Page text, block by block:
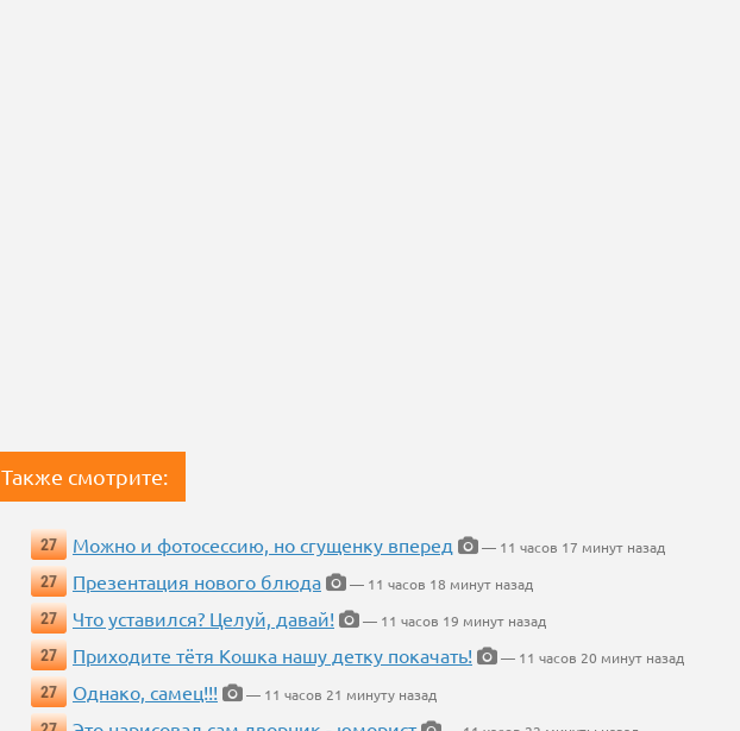
Также смотрите:
27 Можно и фотосессию, но сгущенку вперед
— 11 часов 17 минут назад
27
Презентация нового блюда
— 11 часов 18 минут назад
27
Что уставился? Целуй, давай!
— 11 часов 19 минут назад
27
Приходите тётя Кошка нашу детку покачать!
— 11 часов 20 минут назад
27
Однако, самец!!!
— 11 часов 21 минуту назад